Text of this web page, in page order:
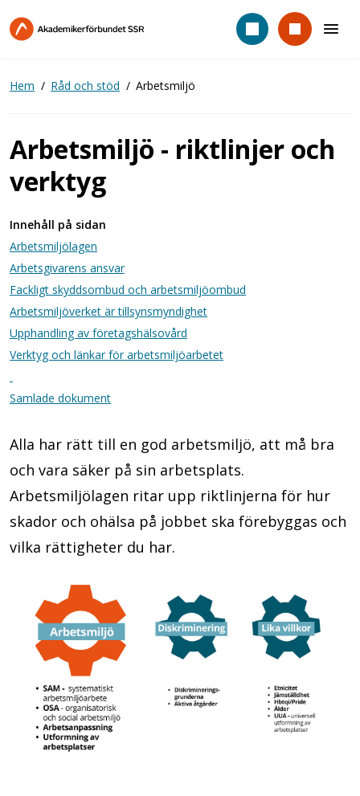
till
Hem Råd och stöd Arbetsmiljö
Arbetsmiljö - riktlinjer och
verktyg
Innehåll på sidan
Arbetsmiljölagen
Arbetsgivarens ansvar
Fackligt skyddsombud och arbetsmiljöombud
Arbetsmiljöverket är tillsynsmyndighet
Upphandling av företagshälsovård
Verktyg och länkar för arbetsmiljöarbetet
Samlade dokument
Alla har rätt till en god arbetsmiljö, att må bra
och vara säker på sin arbetsplats.
Arbetsmiljölagen ritar upp riktlinjerna för hur
skador och ohälsa på jobbet ska förebyggas och
vilka rättigheter du har.